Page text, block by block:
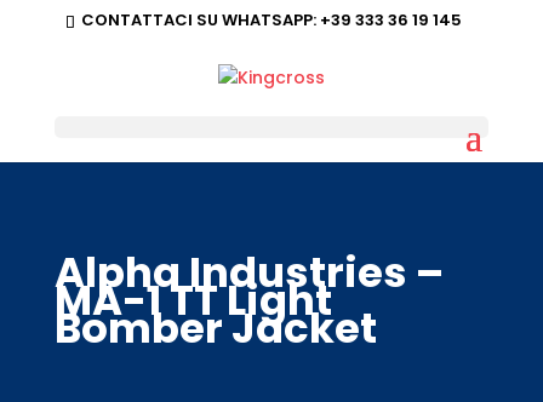
CONTATTACI SU WHATSAPP:+39 333 36 19 145
Alpha Industries –
MA-1 TT Light
Bomber Jacket